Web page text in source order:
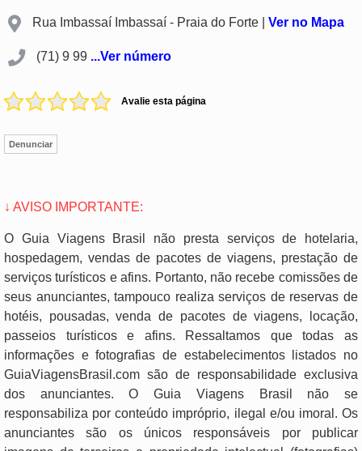
Rua Imbassaí Imbassaí - Praia do Forte | Ver no Mapa
(71) 9 99 ...Ver número
Avalie esta página
Denunciar
↓ AVISO IMPORTANTE:
O Guia Viagens Brasil não presta serviços de hotelaria,
hospedagem, vendas de pacotes de viagens, prestação de
serviços turísticos e afins. Portanto, não recebe comissões de
seus anunciantes, tampouco realiza serviços de reservas de
hotéis, pousadas, venda de pacotes de viagens, locação,
passeios turísticos e afins. Ressaltamos que todas as
informações e fotografias de estabelecimentos listados no
GuiaViagensBrasil.com são de responsabilidade exclusiva
dos anunciantes. O Guia Viagens Brasil não se
responsabiliza por conteúdo impróprio, ilegal e/ou imoral. Os
anunciantes são os únicos responsáveis por publicar